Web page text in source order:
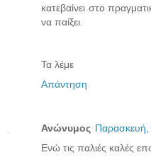
κατεβαίνει στο
να παίξει.
Τα λέμε
Απάντηση
Ανώνυμος Παρασκευή,
Ενώ τις παλιές καλές